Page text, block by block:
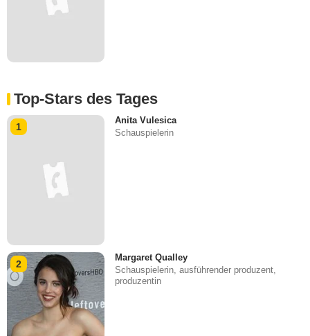
Top-Stars des Tages
1
Anita Vulesica
Schauspielerin
2
Margaret Qualley
Schauspielerin, ausführender produzent,
produzentin